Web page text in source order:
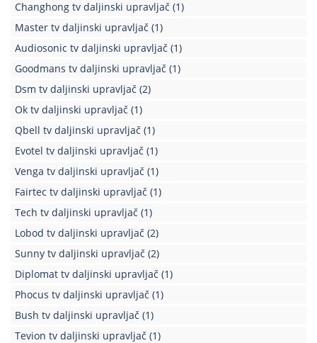
Changhong tv daljinski upravljač (1)
Master tv daljinski upravljač (1)
Audiosonic tv daljinski upravljač (1)
Goodmans tv daljinski upravljač (1)
Dsm tv daljinski upravljač (2)
Ok tv daljinski upravljač (1)
Qbell tv daljinski upravljač (1)
Evotel tv daljinski upravljač (1)
Venga tv daljinski upravljač (1)
Fairtec tv daljinski upravljač (1)
Tech tv daljinski upravljač (1)
Lobod tv daljinski upravljač (2)
Sunny tv daljinski upravljač (2)
Diplomat tv daljinski upravljač (1)
Phocus tv daljinski upravljač (1)
Bush tv daljinski upravljač (1)
Tevion tv daljinski upravljač (1)